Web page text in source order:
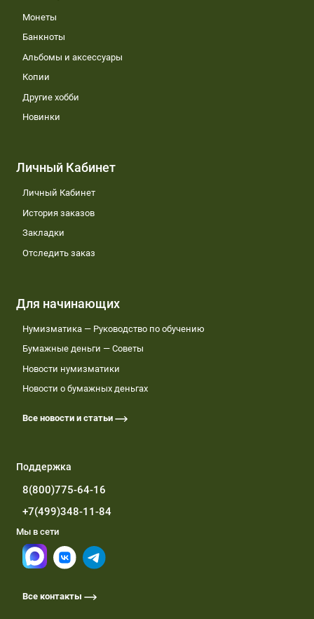
Монеты
Банкноты
Альбомы и аксессуары
Копии
Другие хобби
Новинки
Личный Кабинет
Личный Кабинет
История заказов
Закладки
Отследить заказ
Для начинающих
Нумизматика — Руководство по обучению
Бумажные деньги — Советы
Новости нумизматики
Новости о бумажных деньгах
Все новости и статьи
Поддержка
8(800)775-64-16
+7(499)348-11-84
Мы в сети
Все контакты